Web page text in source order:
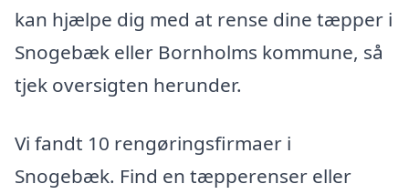
kan hjælpe dig med at rense dine tæpper i
Snogebæk eller Bornholms kommune, så
tjek oversigten herunder.
Vi fandt 10 rengøringsfirmaer i
Snogebæk. Find en tæpperenser eller